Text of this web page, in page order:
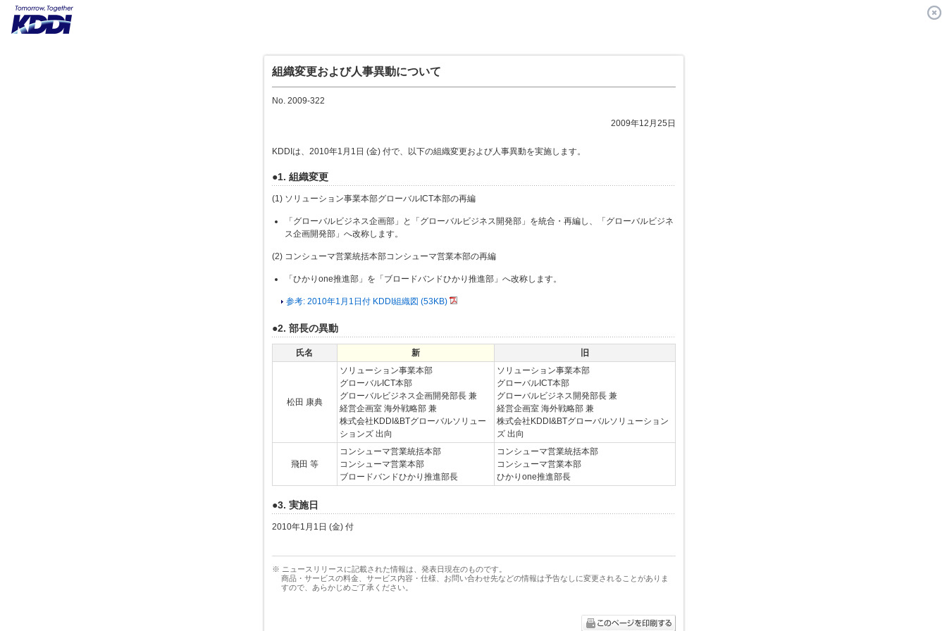
組織変更および人事異動について
No. 2009-322
2009年12月25日
KDDIは、2010年1月1日 (金) 付で、以下の組織変更および人事異動を実施します。
●1. 組織変更
(1) ソリューション事業本部グローバルICT本部の再編
「グローバルビジネス企画部」と「グローバルビジネス開発部」を統合・再編し、「グローバルビジネ
ス企画開発部」へ改称します。
(2) コンシューマ営業統括本部コンシューマ営業本部の再編
「ひかりone推進部」を「ブロードバンドひかり推進部」へ改称します。
参考: 2010年1月1日付 KDDI組織図 (53KB)
●2. 部長の異動
氏名 新 旧
松田 康典
ソリューション事業本部
グローバルICT本部
グローバルビジネス企画開発部長 兼
経営企画室 海外戦略部 兼
株式会社KDDI&BTグローバルソリュー
ションズ 出向
ソリューション事業本部
グローバルICT本部
グローバルビジネス開発部長 兼
経営企画室 海外戦略部 兼
株式会社KDDI&BTグローバルソリューション
ズ 出向
飛田 等
コンシューマ営業統括本部
コンシューマ営業本部
ブロードバンドひかり推進部長
コンシューマ営業統括本部
コンシューマ営業本部
ひかりone推進部長
●3. 実施日
2010年1月1日 (金) 付
※ ニュースリリースに記載された情報は、発表日現在のものです。
商品・サービスの料金、サービス内容・仕様、お問い合わせ先などの情報は予告なしに変更されることがありま
すので、あらかじめご了承ください。